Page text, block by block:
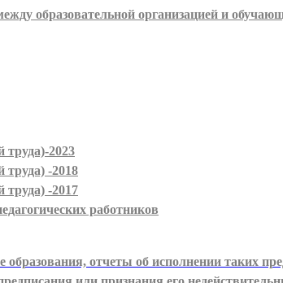
образовательной организацией и
труда)-2023
труда) -2018
труда) -2017
работников
отчеты об исполнении таких